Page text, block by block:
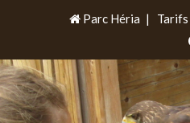
Parc Héria | Tarifs